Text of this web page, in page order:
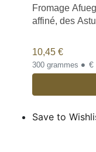
Fromage
affiné, des
10,45 €
300 grammes •
Save to